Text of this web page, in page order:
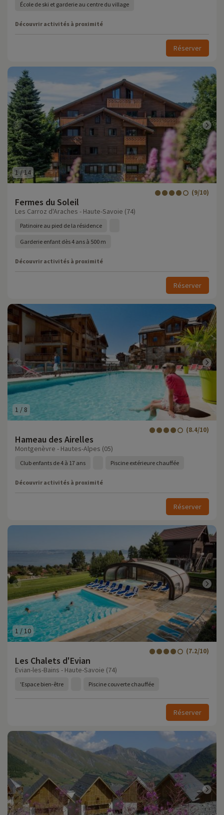
École de ski et garderie au centre du village
Découvrir activités à proximité
Réserver
1 /14
Fermes du Soleil
(9/10)
Les Carroz d'Araches - Haute-Savoie (74)
Patinoire au pied de la résidence
Garderie enfant dès 4 ans à 500 m
Découvrir activités à proximité
Réserver
1 / 8
Hameau des Airelles
(8.4/10)
Montgenèvre - Hautes-Alpes (05)
Club enfants de 4 à 17 ans Piscine extérieure chauffée
Découvrir activités à proximité
Réserver
1 /10
Les Chalets d'Evian
(7.2/10)
Evian-les-Bains - Haute-Savoie (74)
'Espace bien-être Piscine couverte chauffée
Réserver